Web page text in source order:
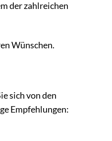
der zahlreichen
Wünschen.
sich von den
Empfehlungen: